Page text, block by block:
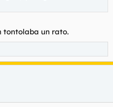
tontolaba un rato.